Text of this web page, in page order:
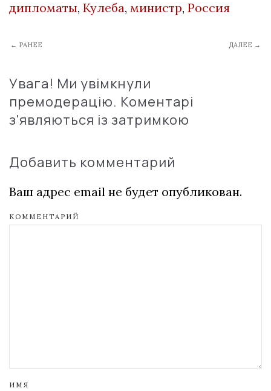
дипломаты, Кулеба, министр, Россия
← РАНЕЕ ДАЛЕЕ →
Увага! Ми увімкнули
премодерацію. Коментарі
з'являються із затримкою
Добавить комментарий
Ваш адрес email не будет опубликован.
КОММЕНТАРИЙ
ИМЯ